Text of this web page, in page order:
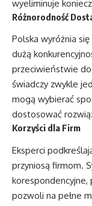
wyeliminuje
Różnorodność
Polska wyróżnia
dużą
przeciwieństwie do
świadczy zwykle
mogą wybierać
dostosować
Korzyści dla Firm
Eksperci
przyniosą firmom.
korespondencyjne,
pozwoli na pełne